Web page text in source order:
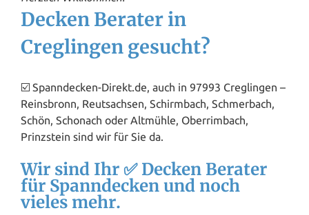
Decken Berater in
Creglingen gesucht?
☑️ Spanndecken-Direkt.de, auch in 97993 Creglingen –
Reinsbronn, Reutsachsen, Schirmbach, Schmerbach,
Schön, Schonach oder Altmühle, Oberrimbach,
Prinzstein sind wir für Sie da.
Wir sind Ihr ✅ Decken Berater
für Spanndecken und noch
vieles mehr.